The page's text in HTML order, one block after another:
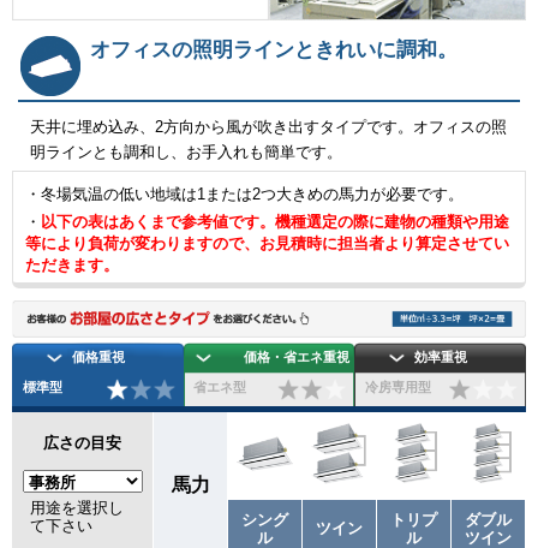
オフィスの照明ラインときれいに調和。
天井に埋め込み、2方向から風が吹き出すタイプです。オフィスの照
明ラインとも調和し、お手入れも簡単です。
・冬場気温の低い地域は1または2つ大きめの馬力が必要です。
・ 以下の表はあくまで参考値です。機種選定の際に建物の種類や用途
等により負荷が変わりますので、お見積時に担当者より算定させてい
ただきます。
価格重視
標準型
価格・省エネ重視
省エネ型
効率重視
冷房専用型
広さの目安
用途を選択し
て下さい
馬力
シング
ル
ツイン
トリプ
ル
ダブル
ツイン